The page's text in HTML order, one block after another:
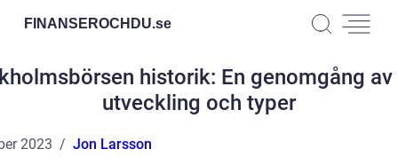
FINANSEROCHDU.se
historik: En genomgång av
utveckling och typer
2023 Jon Larsson